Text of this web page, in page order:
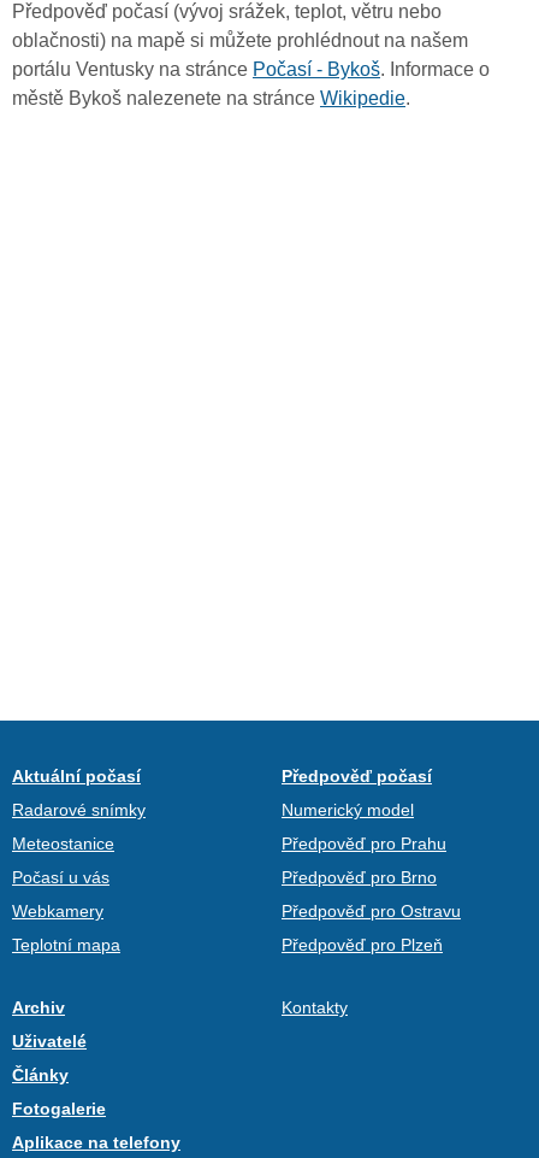
Předpověď počasí (vývoj srážek, teplot, větru nebo
oblačnosti) na mapě si můžete prohlédnout na našem
portálu Ventusky na stránce Počasí - Bykoš. Informace o
městě Bykoš nalezenete na stránce Wikipedie.
Aktuální počasí
Radarové snímky
Meteostanice
Počasí u vás
Webkamery
Teplotní mapa
Předpověď počasí
Numerický model
Předpověď pro Prahu
Předpověď pro Brno
Předpověď pro Ostravu
Předpověď pro Plzeň
Archiv
Uživatelé
Články
Fotogalerie
Aplikace na telefony
Kontakty